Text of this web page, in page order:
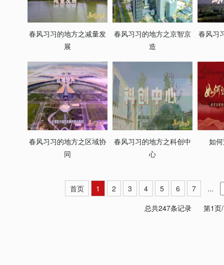
春风习习的地方之减量发
展
春风习习的地方之京智京
造
春风习
春风习习的地方之区域协
同
春风习习的地方之科创中
心
如
首页 1 2 3 4 5 6 7
...
总共247条记录 第1页/